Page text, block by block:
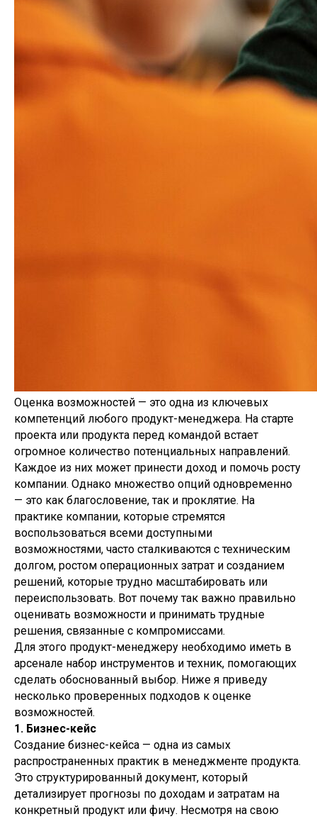
Оценка возможностей — это одна из ключевых
компетенций любого продукт-менеджера. На старте
проекта или продукта перед командой встает
огромное количество потенциальных направлений.
Каждое из них может принести доход и помочь росту
компании. Однако множество опций одновременно
— это как благословение, так и проклятие. На
практике компании, которые стремятся
воспользоваться всеми доступными
возможностями, часто сталкиваются с техническим
долгом, ростом операционных затрат и созданием
решений, которые трудно масштабировать или
переиспользовать. Вот почему так важно правильно
оценивать возможности и принимать трудные
решения, связанные с компромиссами.
Для этого продукт-менеджеру необходимо иметь в
арсенале набор инструментов и техник, помогающих
сделать обоснованный выбор. Ниже я приведу
несколько проверенных подходов к оценке
возможностей.
1. Бизнес-кейс
Создание бизнес-кейса — одна из самых
распространенных практик в менеджменте продукта.
Это структурированный документ, который
детализирует прогнозы по доходам и затратам на
конкретный продукт или фичу. Несмотря на свою